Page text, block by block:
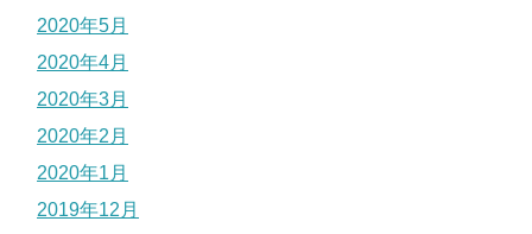
2020年5月
2020年4月
2020年3月
2020年2月
2020年1月
2019年12月